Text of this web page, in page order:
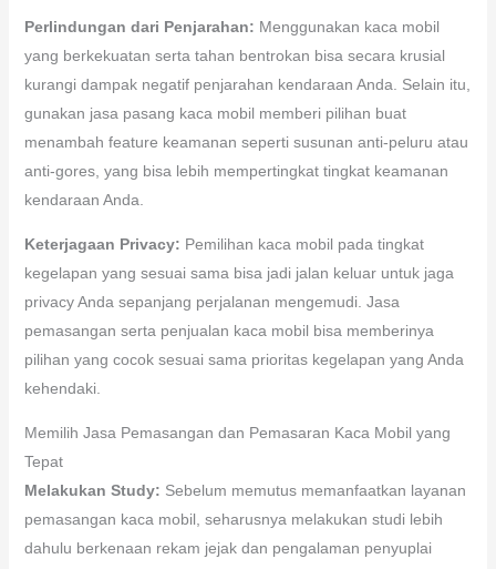
Perlindungan dari Penjarahan: Menggunakan kaca mobil
yang berkekuatan serta tahan bentrokan bisa secara krusial
kurangi dampak negatif penjarahan kendaraan Anda. Selain itu,
gunakan jasa pasang kaca mobil memberi pilihan buat
menambah feature keamanan seperti susunan anti-peluru atau
anti-gores, yang bisa lebih mempertingkat tingkat keamanan
kendaraan Anda.
Keterjagaan Privacy: Pemilihan kaca mobil pada tingkat
kegelapan yang sesuai sama bisa jadi jalan keluar untuk jaga
privacy Anda sepanjang perjalanan mengemudi. Jasa
pemasangan serta penjualan kaca mobil bisa memberinya
pilihan yang cocok sesuai sama prioritas kegelapan yang Anda
kehendaki.
Memilih Jasa Pemasangan dan Pemasaran Kaca Mobil yang
Tepat
Melakukan Study: Sebelum memutus memanfaatkan layanan
pemasangan kaca mobil, seharusnya melakukan studi lebih
dahulu berkenaan rekam jejak dan pengalaman penyuplai